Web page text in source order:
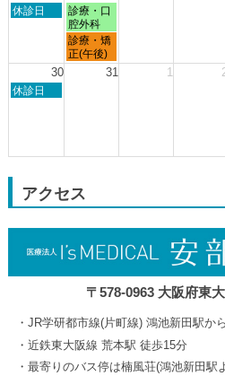
日
月
2026
休診日
月
曜
日,
8
月
診療・口
腔外科
月
曜
日,
診療・矯
正(午後)
30 31 1
日
30th
休診日
アクセス
〒578-0963 大阪府東
JR学研都市線(片町線) 鴻池新田駅か
近鉄東大阪線 荒本駅 徒歩15分
最寄りのバス停は楠風荘(鴻池新田駅